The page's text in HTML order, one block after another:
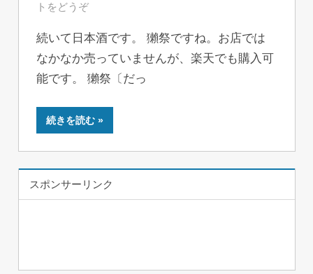
トをどうぞ
続いて日本酒です。 獺祭ですね。お店では
なかなか売っていませんが、楽天でも購入可
能です。 獺祭〔だっ
続きを読む
スポンサーリンク